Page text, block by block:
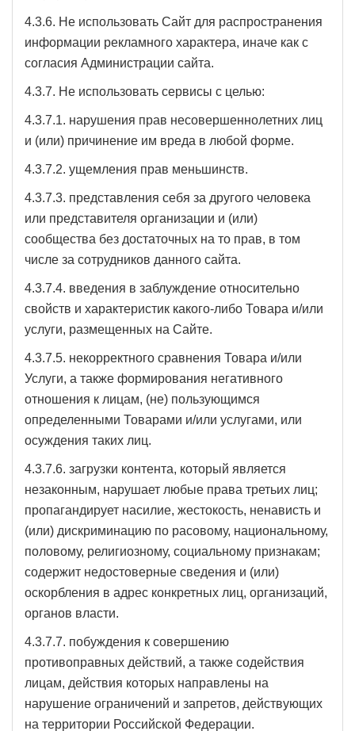
4.3.6. Не использовать Сайт для распространения
информации рекламного характера, иначе как с
согласия Администрации сайта.
4.3.7. Не использовать сервисы с целью:
4.3.7.1. нарушения прав несовершеннолетних лиц
и (или) причинение им вреда в любой форме.
4.3.7.2. ущемления прав меньшинств.
4.3.7.3. представления себя за другого человека
или представителя организации и (или)
сообщества без достаточных на то прав, в том
числе за сотрудников данного сайта.
4.3.7.4. введения в заблуждение относительно
свойств и характеристик какого-либо Товара и/или
услуги, размещенных на Сайте.
4.3.7.5. некорректного сравнения Товара и/или
Услуги, а также формирования негативного
отношения к лицам, (не) пользующимся
определенными Товарами и/или услугами, или
осуждения таких лиц.
4.3.7.6. загрузки контента, который является
незаконным, нарушает любые права третьих лиц;
пропагандирует насилие, жестокость, ненависть и
(или) дискриминацию по расовому, национальному,
половому, религиозному, социальному признакам;
содержит недостоверные сведения и (или)
оскорбления в адрес конкретных лиц, организаций,
органов власти.
4.3.7.7. побуждения к совершению
противоправных действий, а также содействия
лицам, действия которых направлены на
нарушение ограничений и запретов, действующих
на территории Российской Федерации.